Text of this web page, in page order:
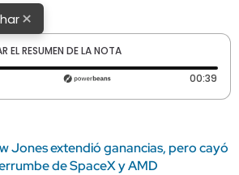
×
EL RESUMEN DE LA NOTA
transcurrido: 0 segundos 00:39
Jones extendió ganancias, pero cayó
de SpaceX y AMD